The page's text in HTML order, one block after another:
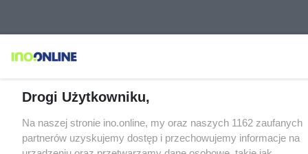
Drogi Użytkowniku,
Na naszej stronie ino.online, my oraz naszych 1162 zaufanych
partnerów uzyskujemy dostęp i przechowujemy informacje na